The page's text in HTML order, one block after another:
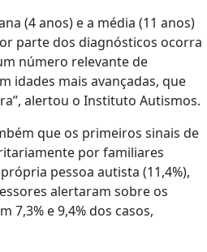
(4 anos) e a média (11 anos)
parte dos diagnósticos ocorra
número relevante de
idades mais avançadas, que
alertou o Instituto Autismos.
que os primeiros sinais de
por familiares
pessoa autista (11,4%),
alertaram sobre os
7,3% e 9,4% dos casos,